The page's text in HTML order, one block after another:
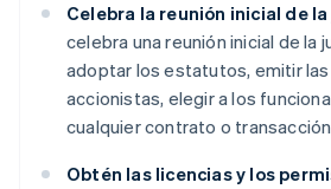
Celebra la reunión inicial de
celebra una reunión inicial de la
adoptar los estatutos, emitir
accionistas, elegir a los
cualquier contrato o
Obtén las licencias y los